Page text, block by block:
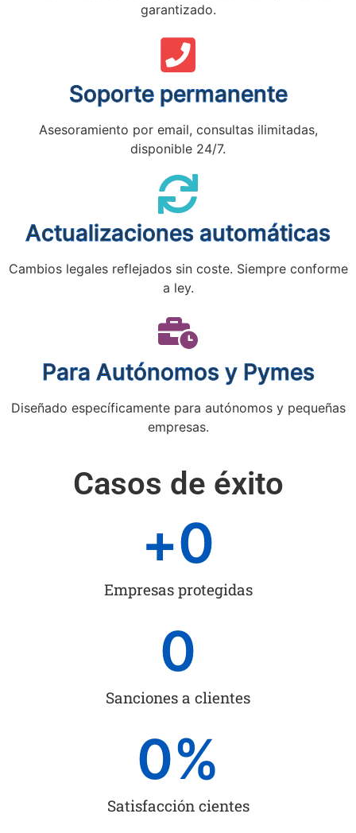
garantizado.
Soporte permanente
Asesoramiento por email, consultas ilimitadas,
disponible 24/7.
Actualizaciones automáticas
Cambios legales reflejados sin coste. Siempre conforme
a ley.
Para Autónomos y Pymes
Diseñado específicamente para autónomos y pequeñas
empresas.
Casos de éxito
Empresas protegidas
+0
Sanciones a clientes
0
Satisfacción cientes
0%